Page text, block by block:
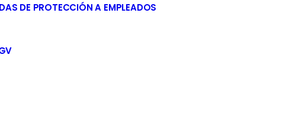
DE PROTECCIÓN A EMPLEADOS